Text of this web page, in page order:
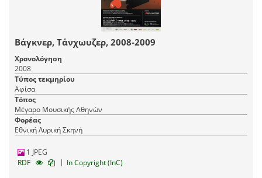
Βάγκνερ, Τάνχωυζερ, 2008-2009
Χρονολόγηση
2008
Τύπος τεκμηρίου
Αφίσα
Τόπος
Μέγαρο Μουσικής Αθηνών
Φορέας
Εθνική Λυρική Σκηνή
1 JPEG
RDF
| In Copyright (InC)